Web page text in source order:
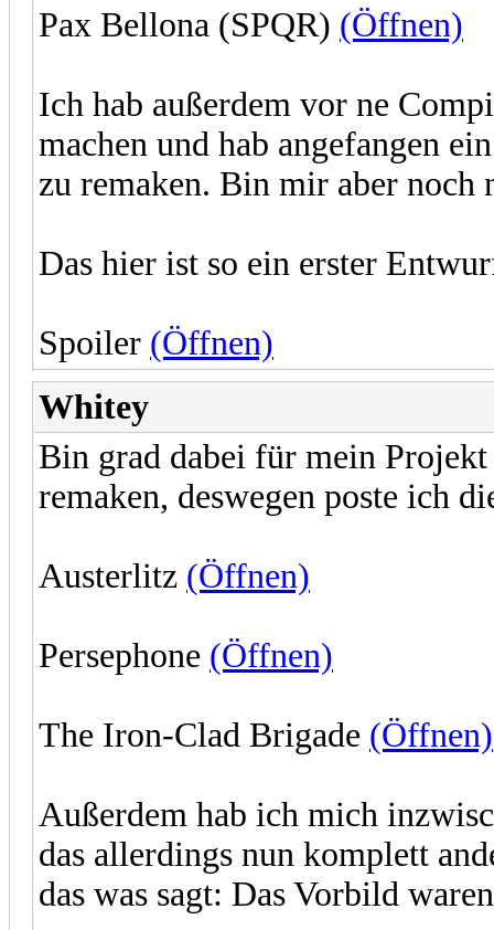
Pax Bellona (SPQR) (Öffnen)
Ich hab außerdem vor ne
machen und hab angefangen
zu remaken. Bin mir aber noch
Das hier ist so ein erster
Spoiler (Öffnen)
Whitey
Bin grad dabei für mein
remaken, deswegen poste ich
Austerlitz (Öffnen)
Persephone (Öffnen)
The Iron-Clad Brigade (Öffnen)
Außerdem hab ich mich
das allerdings nun komplett
das was sagt: Das Vorbild